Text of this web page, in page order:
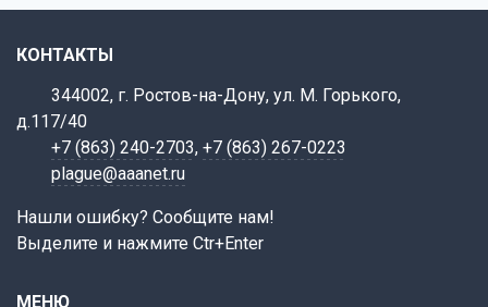
КОНТАКТЫ
344002, г. Ростов-на-Дону, ул. М. Горького,
д.117/40
+7 (863) 240-2703, +7 (863) 267-0223
plague@aaanet.ru
Нашли ошибку? Сообщите нам!
Выделите и нажмите Ctr+Enter
МЕНЮ